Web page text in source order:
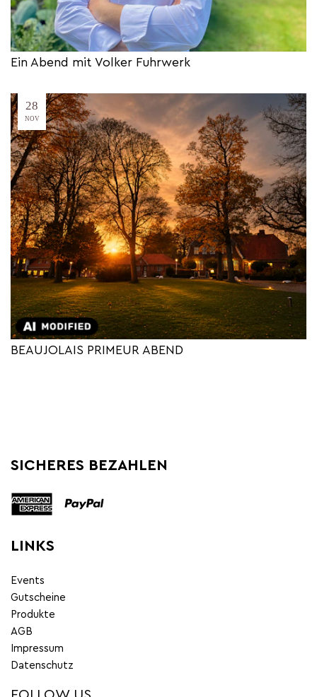
Ein Abend mit Volker Fuhrwerk
28
NOV
BEAUJOLAIS PRIMEUR ABEND
SICHERES BEZAHLEN
LINKS
Events
Gutscheine
Produkte
AGB
Impressum
Datenschutz